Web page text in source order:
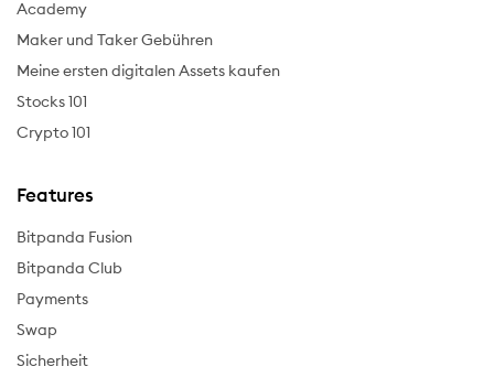
Academy
Maker und Taker Gebühren
Meine ersten digitalen Assets kaufen
Stocks 101
Crypto 101
Features
Bitpanda Fusion
Bitpanda Club
Payments
Swap
Sicherheit